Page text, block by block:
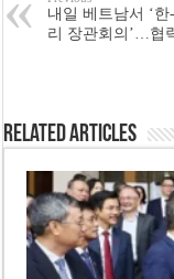
내일 베트남서 ‘
리 장관회의’…협
Related Articles